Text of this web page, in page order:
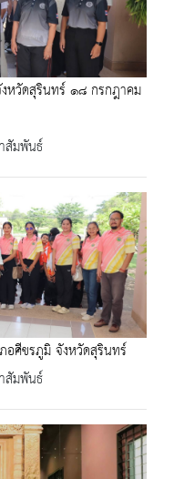
หวัดสุรินทร์ ๑๘ กรกฎาคม
สัมพันธ์
อศีขรภูมิ จังหวัดสุรินทร์
สัมพันธ์